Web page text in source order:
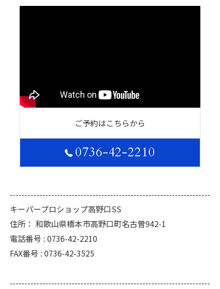
ご予約はこちらから
0736-42-2210
--------------------------------------------------------------------
キーパープロショップ高野口SS
住所： 和歌山県橋本市高野口町名古曽942-1
電話番号 : 0736-42-2210
FAX番号 : 0736-42-3525
--------------------------------------------------------------------